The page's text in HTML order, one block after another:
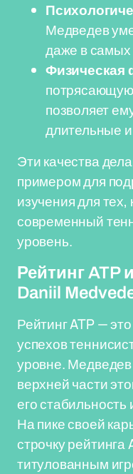
Медведев
даже в
Физическая
позволяет
длительные
Эти качества
примером для
изучения для тех,
современный
уровень.
Рейтинг ATP
Daniil
Рейтинг ATP —
успехов
уровне.
верхней части
его
На пике своей
строчку
титулованным